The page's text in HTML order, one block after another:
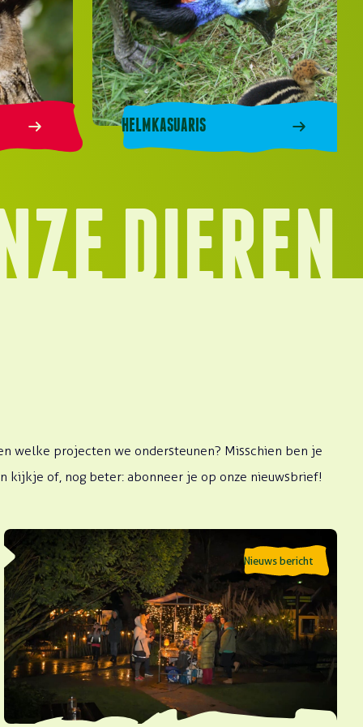
HELMKASUARIS
DIEREN
welke projecten we ondersteunen? Misschien ben je
kijkje of, nog beter: abonneer je op onze nieuwsbrief!
Nieuws bericht
Lees meer over Speciale avondopenstelling: Geluiden
van de nacht